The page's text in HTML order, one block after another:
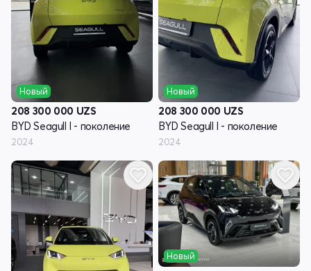
Новый
208 300 000 UZS
BYD Seagull I - поколение
2024
Новый
208 300 000 UZS
BYD Seagull I - поколение
2024
Новый